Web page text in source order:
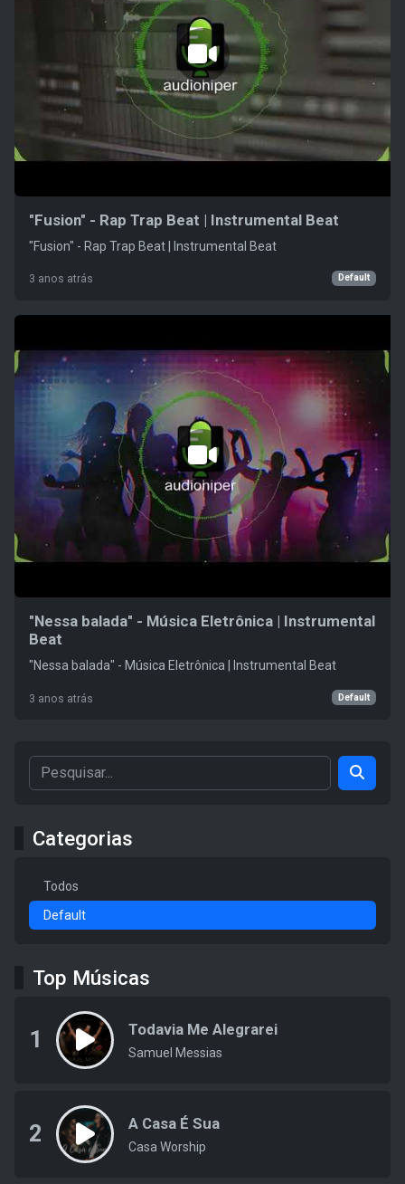
"Fusion" - Rap Trap Beat | Instrumental Beat
"Fusion" - Rap Trap Beat | Instrumental Beat
3 anos atrás Default
"Nessa balada" - Música Eletrônica | Instrumental
Beat
"Nessa balada" - Música Eletrônica | Instrumental Beat
3 anos atrás Default
Categorias
Todos
Default
Top Músicas
1 Todavia Me Alegrarei
Samuel Messias
2 A Casa É Sua
Casa Worship